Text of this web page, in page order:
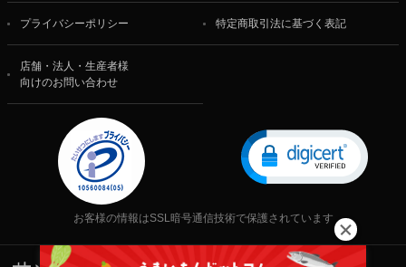
プライバシーポリシー 特定商取引法に基づく表記
店舗・法人・生産者様
向けのお問い合わせ
お客様の情報はSSL暗号通信技術で保護されています